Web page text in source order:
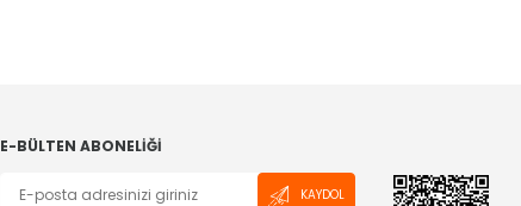
E-BÜLTEN ABONELIĞI
KAYDOL